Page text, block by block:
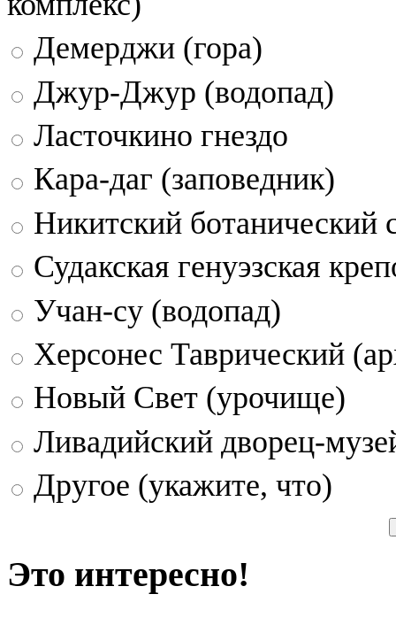
Демерджи (гора)
Джур-Джур (водопад)
Ласточкино гнездо
Кара-даг (заповедник)
Никитский ботанический
Судакская генуэзская
Учан-су (водопад)
Херсонес Таврический
Новый Свет (урочище)
Ливадийский дворец-
Другое (укажите, что)
Это интересно!